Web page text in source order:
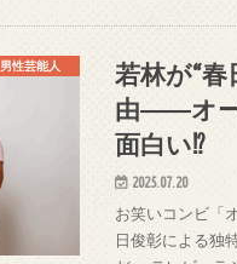
男性芸能人
若林が“
由――オー
面白い⁉
2025.07.20
お笑いコンビ「
日俊彰による独